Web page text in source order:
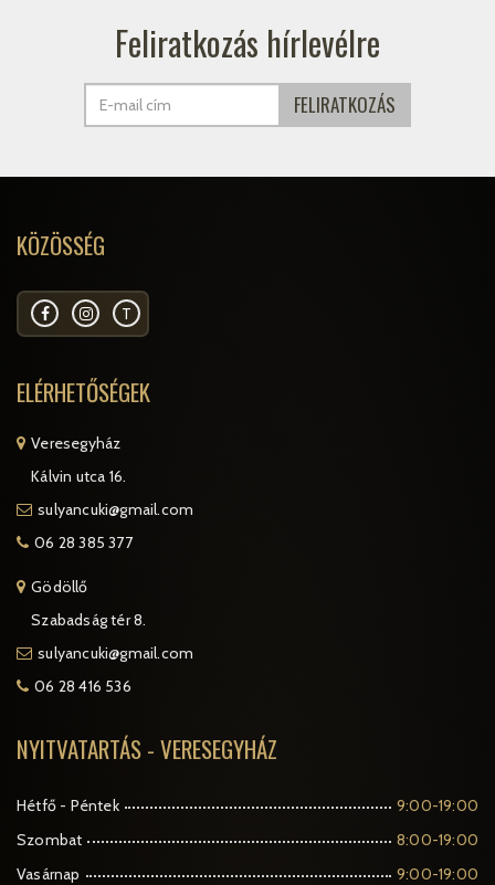
Feliratkozás hírlevélre
KÖZÖSSÉG
T
ELÉRHETŐSÉGEK
Veresegyház
Kálvin utca 16.
sulyancuki@gmail.com
06 28 385 377
Gödöllő
Szabadság tér 8.
sulyancuki@gmail.com
06 28 416 536
NYITVATARTÁS - VERESEGYHÁZ
Hétfő - Péntek
9:00-19:00
Szombat
8:00-19:00
Vasárnap
9:00-19:00